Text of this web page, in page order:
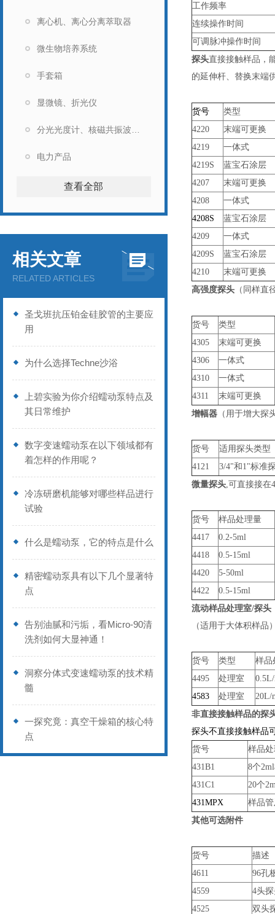
离心机、离心分离萃取器
微生物培养系统
手套箱
显微镜、折光仪
电力产品
查看全部
相关文章
RELATED ARTICLES
圣戈班抗压铂金硅胶管的主要应
用
为什么选择Techne沙浴
上碧实验为你介绍蠕动泵特点及
其日常维护
数字变速蠕动泵在以下领域都有
着怎样的作用呢？
冷冻研磨机能够对哪些样品进行
试验
什么是蠕动泵，它的特点是什么
精密蠕动泵具有以下几个显著特
点
告别油腻和污垢，看Micro-90清
洗剂如何大显神通！
洞察分体式变速蠕动泵的技术精
髓
一探究竟：真空干燥箱的核心特
点
工作频率
连续操作时间
可调脉冲操作时间
探头直接接触样品，
的延伸杆、替换末端
货号
类型
4220
末端可更换
4219
一体式
4219S
蓝宝石涂层
4207
末端可更换
4208
一体式
4208S
蓝宝石涂层
4209
一体式
4209S
蓝宝石涂层
4210
末端可更换
高强度探头 （同样直
货号
类型
4305
末端可更换
4306
一体式
4310
一体式
4311
末端可更换
增幅器 （用于增大探
货号
适用探头类型
4121
3/4"和1"标准
微量探头,可直接接在
货号
样品处理量
4417
0.2-5ml
4418
0.5-15ml
4420
5-50ml
4422
0.5-15ml
流动样品处理室/探头
（适用于大体积样品
货号 类型
样品
4495
处理室
4583
处理室
20L/
非直接接触样品的探
探头不直接接触样品
货号
样品
431B1
8个
431C1
20个
431MPX
样品
其他可选附件
货号
描述
4611
96孔
4559
4头
4525
双头